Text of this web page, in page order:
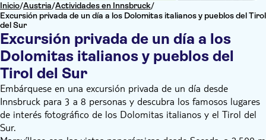
Inicio/Austria/Actividades en Innsbruck/
Excursión privada de un día a los Dolomitas italianos y pueblos del Tirol
del Sur
Excursión privada de un día a los
Dolomitas italianos y pueblos del
Tirol del Sur
Embárquese en una excursión privada de un día desde
Innsbruck para 3 a 8 personas y descubra los famosos lugares
de interés fotográfico de los Dolomitas italianos y el Tirol del
Sur.